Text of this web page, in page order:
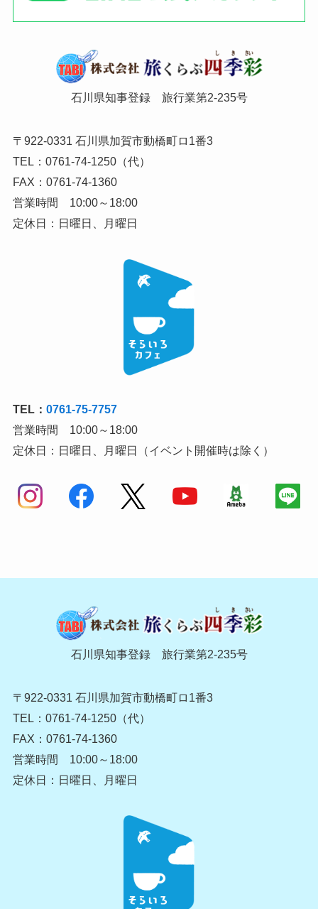
石川県知事登録 旅行業第2-235号
〒922-0331 石川県加賀市動橋町ロ1番3
TEL：0761-74-1250（代）
FAX：0761-74-1360
営業時間 10:00～18:00
定休日：日曜日、月曜日
TEL： 0761-75-7757
営業時間 10:00～18:00
定休日：日曜日、月曜日（イベント開催時は除く）
石川県知事登録 旅行業第2-235号
〒922-0331 石川県加賀市動橋町ロ1番3
TEL：0761-74-1250（代）
FAX：0761-74-1360
営業時間 10:00～18:00
定休日：日曜日、月曜日